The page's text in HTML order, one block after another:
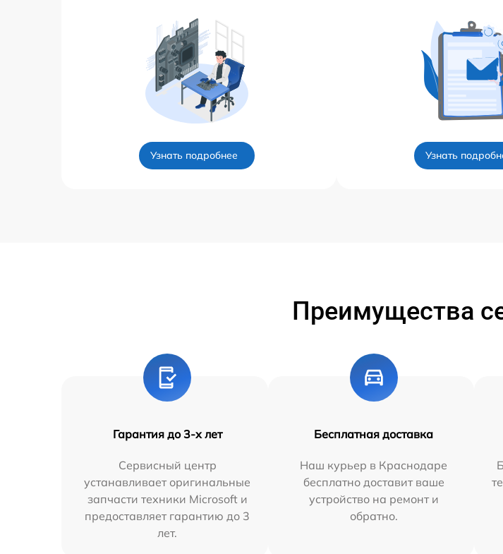
Узнать подробнее Узнать
Преимущества
Гарантия до 3-х лет
Сервисный центр
устанавливает оригинальные
запчасти техники Microsoft и
предоставляет гарантию до 3
лет.
Бесплатная доставка
Наш курьер в Краснодаре
бесплатно доставит ваше
устройство на ремонт и
обратно.